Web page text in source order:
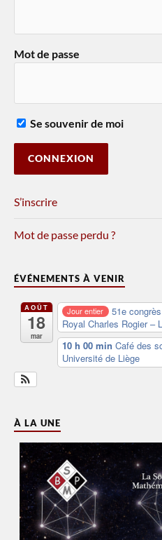
Mot de passe
Se souvenir de moi
S’inscrire
Mot de passe perdu ?
ÉVÉNEMENTS À VENIR
AOÛT
18
mar
Jour entier 51e
Royal Charles Rogier –
10 h 00 min Café des
Université de Liège
À LA UNE